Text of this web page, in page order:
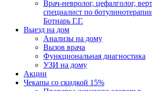
Врач-невролог, цефалголог,
специалист по
Ботнарь Г.Г.
Выезд на дом
Анализы на дому
Вызов врача
Функциональная диагностика
УЗИ на дому
Акции
Чекапы со скидкой 15%